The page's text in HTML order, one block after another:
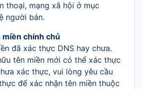
thoại, mạng xã hội ở mục
người bán.
chính chủ
đã xác thực DNS hay chưa.
tên miền mới có thể xác thực
xác thực, vui lòng yêu cầu
để xác nhận tên miền thuộc